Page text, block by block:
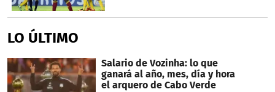
LO ÚLTIMO
Salario de Vozinha: lo que
ganará al año, mes, día y hora
el arquero de Cabo Verde